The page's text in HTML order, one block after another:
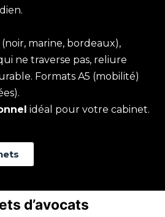
marine, bordeaux),
ne traverse pas, reliure
Formats A5 (mobilité)
idéal pour votre cabinet.
d’avocats